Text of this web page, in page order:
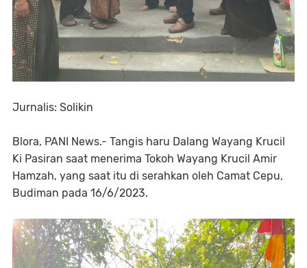
Jurnalis: Solikin
Blora, PANI News.- Tangis haru Dalang Wayang Krucil
Ki Pasiran saat menerima Tokoh Wayang Krucil Amir
Hamzah, yang saat itu di serahkan oleh Camat Cepu,
Budiman pada 16/6/2023.